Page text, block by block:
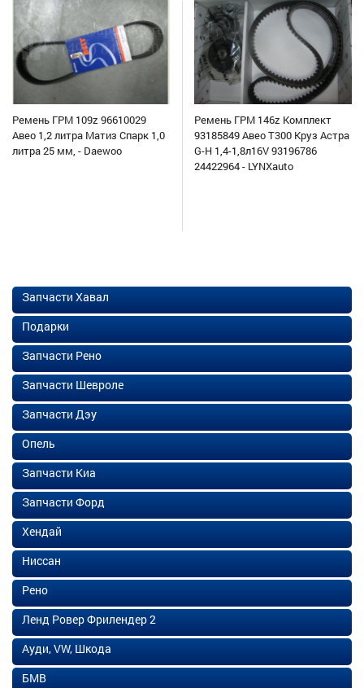
Ремень ГРМ 109z 96610029
Авео 1,2 литра Матиз Спарк 1,0
литра 25 мм, - Daewoo
Ремень ГРМ 146z Комплект
93185849 Авео Т300 Круз Астра
G-H 1,4-1,8л16V 93196786
24422964 - LYNXauto
Запчасти Хавал
Подарки
Запчасти Рено
Запчасти Шевроле
Запчасти Дэу
Опель
Запчасти Киа
Запчасти Форд
Хендай
Ниссан
Рено
Ленд Ровер Фрилендер 2
Ауди, VW, Шкода
БМВ